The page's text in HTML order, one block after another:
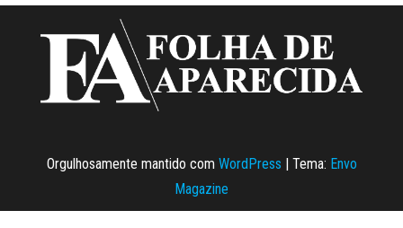
Orgulhosamente mantido com WordPress | Tema: Envo
Magazine